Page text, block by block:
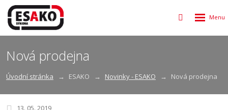
Vyhledávání
Rozbalení
Nová prodejna
Úvodní stránka ESAKO Novinky - ESAKO Nová prodejna